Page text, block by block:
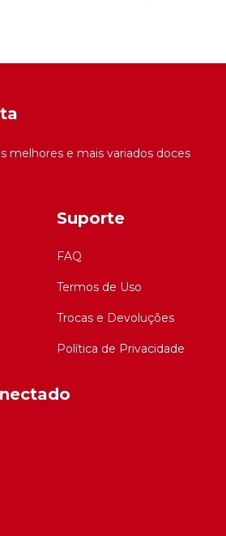
melhores e mais variados doces
Suporte
FAQ
Termos de Uso
Trocas e Devoluções
Política de Privacidade